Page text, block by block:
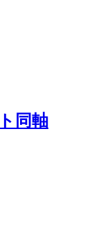
同軸